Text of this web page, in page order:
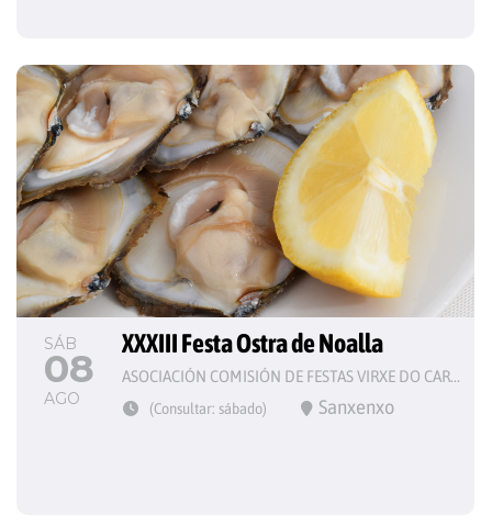
SÁB
08
AGO
XXXIII Festa Ostra de Noalla
ASOCIACIÓN COMISIÓN DE FESTAS VIRXE DO CARME
(Consultar: sábado) Sanxenxo